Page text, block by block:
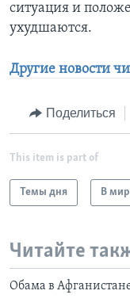
ситуация и
ухудшаются.
Другие новости
Поделиться
This item is part of
Темы дня В
Читайте
Обама в